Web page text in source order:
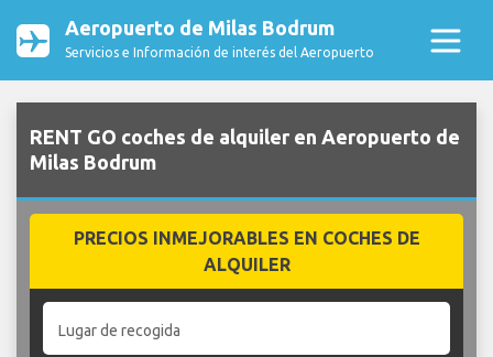
Aeropuerto de Milas Bodrum
Servicios e Información de interés del Aeropuerto
RENT GO coches de alquiler en Aeropuerto de
Milas Bodrum
PRECIOS INMEJORABLES EN COCHES DE
ALQUILER
Lugar de recogida